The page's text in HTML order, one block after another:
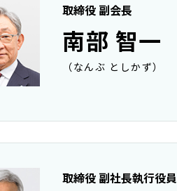
取締役 副会長
南部 智一
（なんぶ としかず）
取締役 副社長執行役員